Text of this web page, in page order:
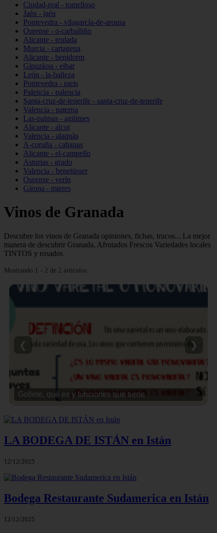
Ciudad-real - tomelloso
Jaén - jaén
Pontevedra - vilagarcía-de-arousa
Ourense - o-carballiño
Alicante - teulada
Murcia - cartagena
Alicante - benidorm
Gipuzkoa - eibar
León - la-bañeza
Pontevedra - meis
Palencia - palencia
Santa-cruz-de-tenerife - santa-cruz-de-tenerife
Valencia - paterna
Las-palmas - agüimes
Alicante - alcoi
Valencia - alaquàs
A-coruña - cabanas
Alicante - el-campello
Asturias - grado
Valencia - benetússer
Ourense - verín
Girona - mieres
Vinos de Granada
Descubre los vinos de Granada opiniones, fichas, trucos... La mejor
manera de descubrir Granada, Afrutados Frescos Variedades locales
TINTOS y rosados
Mostrando 1 - 2 de 2 artículos
Gollete, qué es y funciones que tiene
❮ ❯
LA BODEGA DE ISTÁN en Istán
12/12/2025
Bodega Restaurante Sudamerica en Istán
12/12/2025